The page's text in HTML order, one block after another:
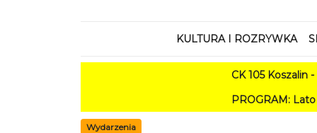
KULTURA I ROZRYWKA
CK 105 Koszalin - Lato w Mieście
PROGRAM: Lato w Amfiteatrze
Wydarzenia